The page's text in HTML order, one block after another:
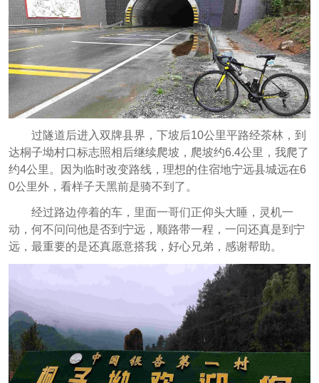
过隧道后进入双牌县界，下坡后10公里平路经茶林，到
达桐子坳村口标志照相后继续爬坡，爬坡约6.4公里，我爬了
约4公里。因为临时改变路线，理想的住宿地宁远县城远在6
0公里外，看样子天黑前是骑不到了。
经过路边停着的车，里面一哥们正仰头大睡，灵机一
动，何不问问他是否到宁远，顺路带一程，一问还真是到宁
远，最重要的是还真愿意搭我，好心兄弟，感谢帮助。